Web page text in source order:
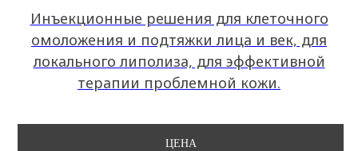
Инъекционные решения для клеточного
омоложения и подтяжки лица и век, для
локального липолиза, для эффективной
терапии проблемной кожи.
ЦЕНА